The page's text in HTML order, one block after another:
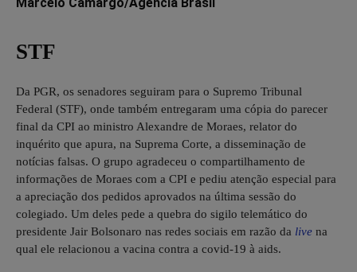
Marcelo Camargo/Agência Brasil
STF
Da PGR, os senadores seguiram para o Supremo Tribunal
Federal (STF), onde também entregaram uma cópia do parecer
final da CPI ao ministro Alexandre de Moraes, relator do
inquérito que apura, na Suprema Corte, a disseminação de
notícias falsas. O grupo agradeceu o compartilhamento de
informações de Moraes com a CPI e pediu atenção especial para
a apreciação dos pedidos aprovados na última sessão do
colegiado. Um deles pede a quebra do sigilo telemático do
presidente Jair Bolsonaro nas redes sociais em razão da live na
qual ele relacionou a vacina contra a covid-19 à aids.